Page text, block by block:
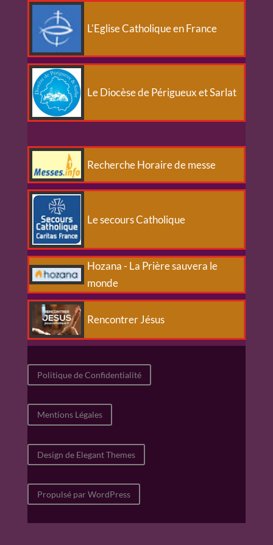
L'Eglise Catholique en France
Le Diocèse de Périgueux et Sarlat
Recherche Horaire de messe
Le secours Catholique
Hozana - La Prière sauvera le
monde
Rencontrer Jésus
Politique de Confidentialité
Mentions Légales
Design de Elegant Themes
Propulsé par WordPress